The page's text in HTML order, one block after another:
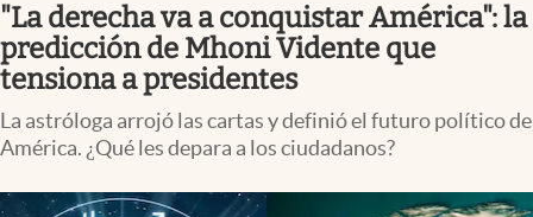
Colombia
"La derecha va a conquistar América": la
predicción de Mhoni Vidente que
tensiona a presidentes
La astróloga arrojó las cartas y definió el futuro político de
América. ¿Qué les depara a los ciudadanos?